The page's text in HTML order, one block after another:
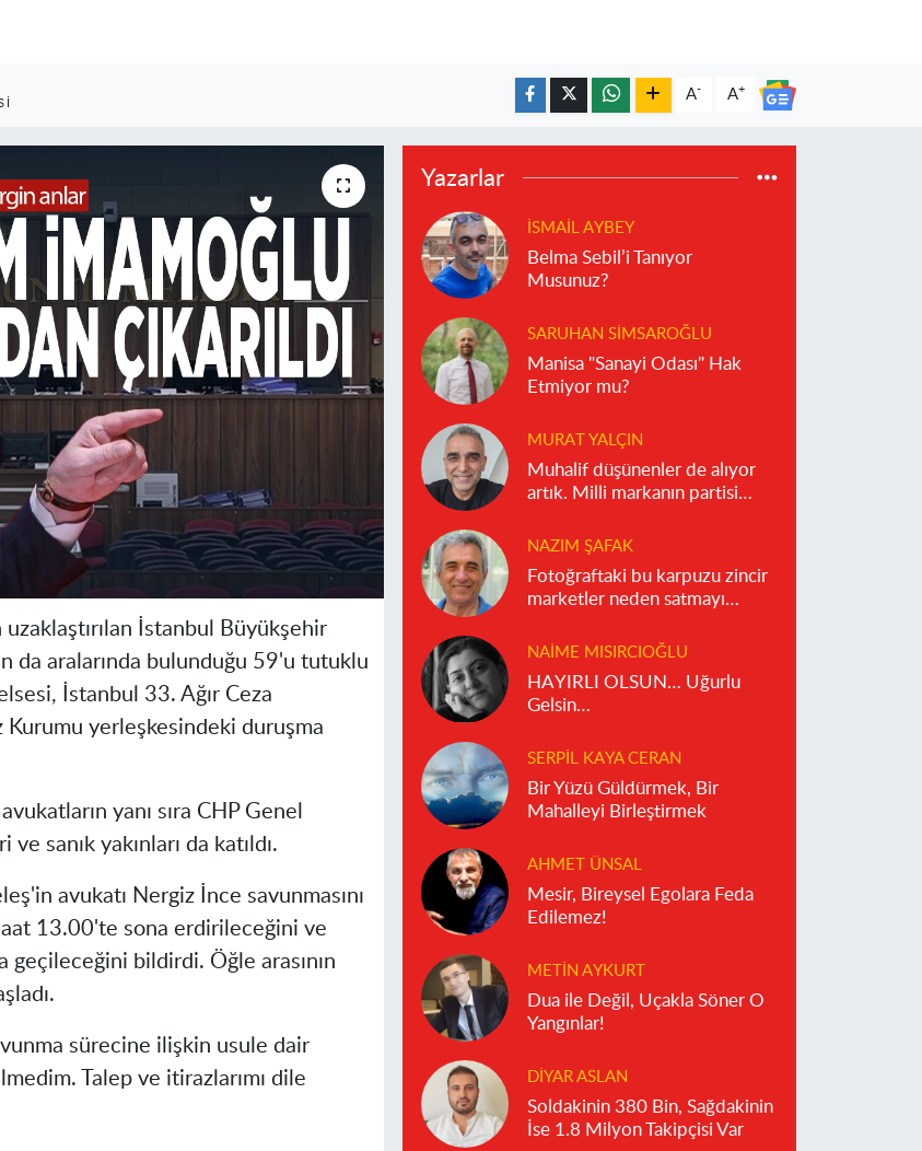
A- A+
İstanbul Büyükşehir
da aralarında bulunduğu 59'u tutuklu
İstanbul 33. Ağır Ceza
Kurumu yerleşkesindeki duruşma
yanı sıra CHP Genel
sanık yakınları da katıldı.
avukatı Nergiz İnce savunmasını
13.00'te sona erdirileceğini ve
geçileceğini bildirdi. Öğle arasının
sürecine ilişkin usule dair
Talep ve itirazlarımı dile
Yazarlar
İSMAIL AYBEY
Belma Sebil’i Tanıyor
Musunuz?
SARUHAN SIMSAROĞLU
Manisa "Sanayi Odası" Hak
Etmiyor mu?
MURAT YALÇIN
Muhalif düşünenler de alıyor
artık. Milli markanın partisi
NAZIM ŞAFAK
Fotoğraftaki bu karpuzu zincir
marketler neden satmayı
NAIME MISIRCIOĞLU
HAYIRLI OLSUN… Uğurlu
Gelsin…
SERPIL KAYA CERAN
Bir Yüzü Güldürmek, Bir
Mahalleyi Birleştirmek
AHMET ÜNSAL
Mesir, Bireysel Egolara Feda
Edilemez!
METIN AYKURT
Dua ile Değil, Uçakla Söner O
Yangınlar!
DIYAR ASLAN
Soldakinin 380 Bin, Sağdakinin
İse 1.8 Milyon Takipçisi Var